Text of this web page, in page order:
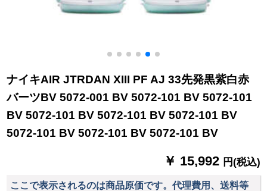
ナイキAIR JTRDAN XIII PF AJ 33先発黒紫白赤
バーツBV 5072-001 BV 5072-101 BV 5072-101
BV 5072-101 BV 5072-101 BV 5072-101 BV
5072-101 BV 5072-101 BV 5072-101 BV
￥ 15,992 円(税込)
ここで表示されるのは商品原価です。代理費用、送料等